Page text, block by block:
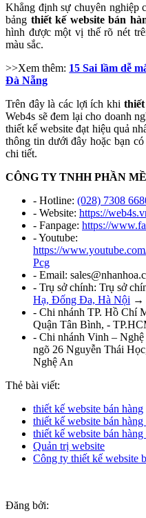
Khẳng định sự chuyên nghiệp
bảng thiết kế website bán
hình được một vị thế rõ nét
màu sắc.
>>Xem thêm: 15 Sai lầm dễ
Đà Nẵng
Trên đây là các lợi ích khi
Web4s sẽ đem lại cho doanh
thiết kế website đạt hiệu quả
thông tin dưới đây hoặc bạn
chi tiết.
CÔNG TY TNHH PHẦN
- Hotline: (028) 7308
- Website: https://
- Fanpage: https://
- Youtube:
https://
Pcg
- Email:
- Trụ sở chính: Trụ sở
Hạ, Đống Đa, Hà Nội →
- Chi nhánh TP. Hồ Chí
Quận Tân Bình, -
- Chi nhánh Vinh –
ngõ 26 Nguyễn Thái
Nghệ An
Thẻ bài viết:
thiết kế website bán hàng
thiết kế website bán
thiết kế website bán
Quản trị website
Công ty thiết kế website
Đăng bởi: